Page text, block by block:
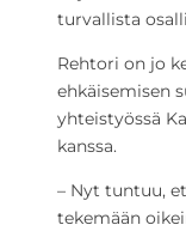
turvallista
Rehtori on jo
ehkäisemisen
yhteistyössä
kanssa.
– Nyt tuntuu,
tekemään